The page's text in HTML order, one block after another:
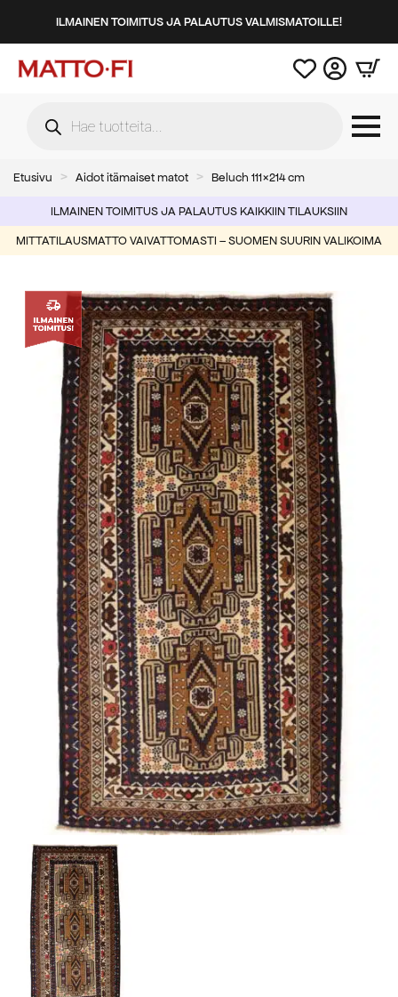
ILMAINEN TOIMITUS JA PALAUTUS VALMISMATOILLE!
search
Etusivu Aidot itämaiset matot Beluch 111×214 cm
ILMAINEN TOIMITUS JA PALAUTUS KAIKKIIN TILAUKSIIN
MITTATILAUSMATTO VAIVATTOMASTI – SUOMEN SUURIN VALIKOIMA
-58%